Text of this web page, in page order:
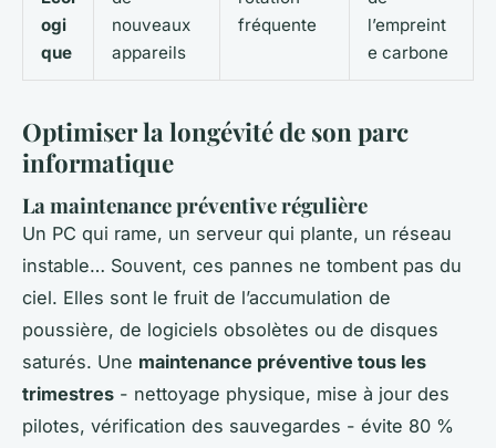
ogi
que
nouveaux
appareils
fréquente
l’empreint
e carbone
Optimiser la longévité de son parc
informatique
La maintenance préventive régulière
Un PC qui rame, un serveur qui plante, un réseau
instable… Souvent, ces pannes ne tombent pas du
ciel. Elles sont le fruit de l’accumulation de
poussière, de logiciels obsolètes ou de disques
saturés. Une maintenance préventive tous les
trimestres - nettoyage physique, mise à jour des
pilotes, vérification des sauvegardes - évite 80 %